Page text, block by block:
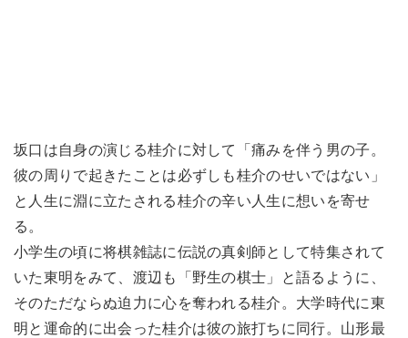
坂口は自身の演じる桂介に対して「痛みを伴う男の子。
彼の周りで起きたことは必ずしも桂介のせいではない」
と人生に淵に立たされる桂介の辛い人生に想いを寄せ
る。
小学生の頃に将棋雑誌に伝説の真剣師として特集されて
いた東明をみて、渡辺も「野生の棋士」と語るように、
そのただならぬ迫力に心を奪われる桂介。大学時代に東
明と運命的に出会った桂介は彼の旅打ちに同行。山形最